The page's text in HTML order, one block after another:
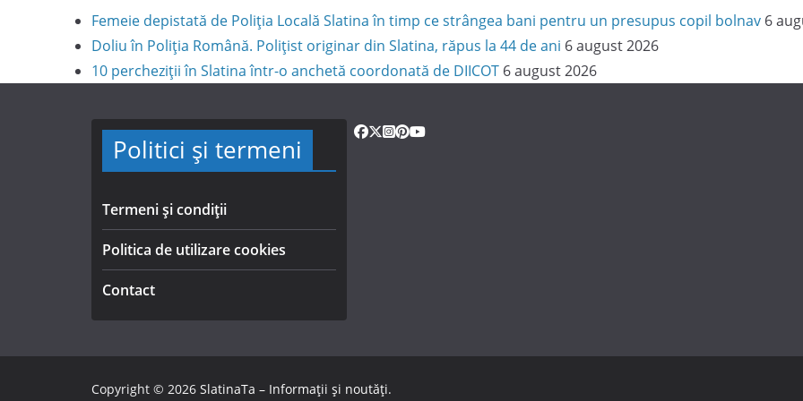
Femeie depistată de Poliția Locală Slatina în timp ce strângea bani pentru un presupus copil bolnav 6
Doliu în Poliția Română. Polițist originar din Slatina, răpus la 44 de ani 6 august 2026
10 percheziții în Slatina într-o anchetă coordonată de DIICOT 6 august 2026
Politici și termeni
Termeni și condiții
Politica de utilizare cookies
Contact
Copyright © 2026 SlatinaTa – Informații și noutăți.